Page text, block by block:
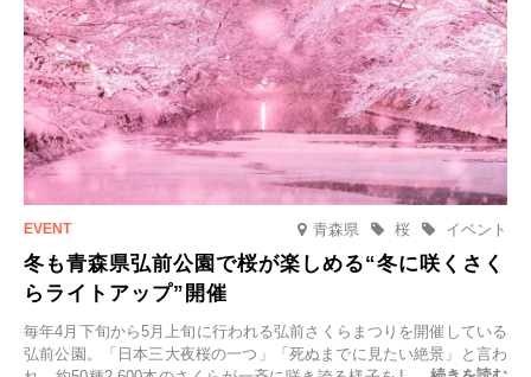
青森県 イベント
桜
冬も青森県弘前公園で桜が楽しめる“冬に咲くさく
らライトアップ”開催
毎年4月下旬から5月上旬に行われる弘前さくらまつりを開催している
弘前公園。「日本三大夜桜の一つ」「死ぬまでに見たい絶景」と言わ